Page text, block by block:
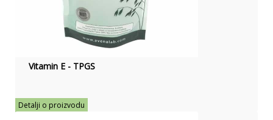
Vitamin E - TPGS
Detalji o proizvodu